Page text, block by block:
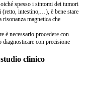
spesso i sintomi dei tumori
(retto, intestino,…), è bene stare
magnetica che
è necessario procedere con
diagnosticare con precisione
clinico